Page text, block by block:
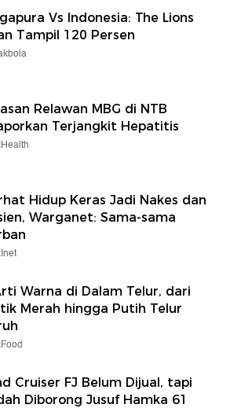
Vs Indonesia: The Lions
Tampil 120 Persen
Relawan MBG di NTB
Terjangkit Hepatitis
Hidup Keras Jadi Nakes dan
Warganet: Sama-sama
Warna di Dalam Telur, dari
Merah hingga Putih Telur
Cruiser FJ Belum Dijual, tapi
Diborong Jusuf Hamka 61